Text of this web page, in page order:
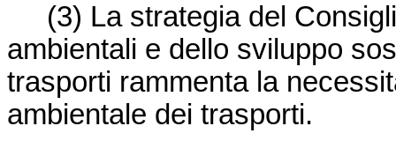
(3) La strategia del
ambientali e dello sviluppo
trasporti rammenta la
ambientale dei trasporti.